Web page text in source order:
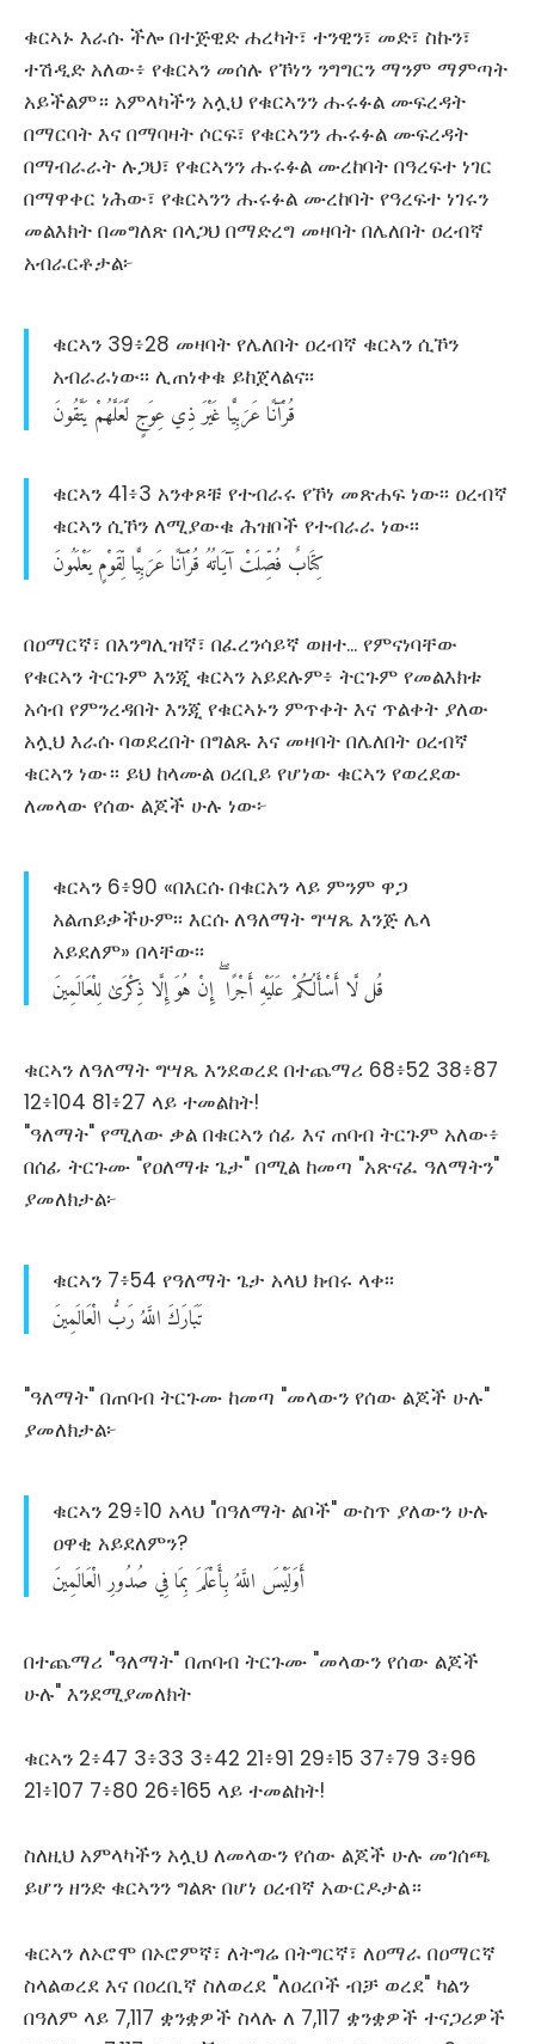
ቁርኣኑ እራሱ ችሎ በተጅዊድ ሐረካት፣ ተንዊን፣ መድ፣ ስኩን፣
ተሽዲድ አለው፥ የቁርኣን መሰሉ የኾነን ንግግርን ማንም ማምጣት
አይችልም። አምላካችን አሏህ የቁርኣንን ሑሩፉል ሙፍረዳት
በማርባት እና በማባዛት ሶርፍ፣ የቁርኣንን ሑሩፉል ሙፍረዳት
በማብራራት ሉጋህ፣ የቁርኣንን ሑሩፉል ሙረከባት በዓረፍተ ነገር
በማዋቀር ነሕው፣ የቁርኣንን ሑሩፉል ሙረከባት የዓረፍተ ነገሩን
መልእክት በመግለጽ በላጋህ በማድረግ መዛባት በሌለበት ዐረብኛ
አብራርቶታል፦
ቁርኣን 39፥28 መዛባት የሌለበት ዐረብኛ ቁርኣን ሲኾን
አብራራነው፡፡ ሊጠነቀቁ ይከጀላልና፡፡
قُرْآنًاعَرَبِيًّاغَيْرَذِيعِوَجٍلَّعَلَّهُمْيَتَّقُونَ
ቁርኣን 41፥3 አንቀጾቹ የተብራሩ የኾነ መጽሐፍ ነው፡፡ ዐረብኛ
ቁርኣን ሲኾን ለሚያውቁ ሕዝቦች የተብራራ ነው፡፡
كِتَابٌفُصِّلَتْآيَاتُهُقُرْآنًاعَرَبِيًّالِّقَوْمٍيَعْلَمُونَ
በዐማርኛ፣ በእንግሊዝኛ፣ በፈረንሳይኛ ወዘተ... የምናነባቸው
የቁርኣን ትርጉም እንጂ ቁርኣን አይደሉም፥ ትርጉም የመልእክቱ
አሳብ የምንረዳበት እንጂ የቁርኣኑን ምጥቀት እና ጥልቀት ያለው
አሏህ እራሱ ባወደረበት በግልጹ እና መዛባት በሌለበት ዐረብኛ
ቁርኣን ነው። ይህ ከላሙል ዐረቢይ የሆነው ቁርኣን የወረደው
ለመላው የሰው ልጆች ሁሉ ነው፦
ቁርኣን 6፥90 «በእርሱ በቁርአን ላይ ምንም ዋጋ
አልጠይቃችሁም፡፡ እርሱ ለዓለማት ግሣጼ እንጅ ሌላ
አይደለም» በላቸው፡፡
قُللَّاأَسْأَلُكُمْعَلَيْهِأَجْرًا إِنْهُوَإِلَّاذِكْرَىٰلِلْعَالَمِينَ
ቁርኣን ለዓለማት ግሣጼ እንደወረደ በተጨማሪ 68፥52 38፥87
12፥104 81፥27 ላይ ተመልከት!
"ዓለማት" የሚለው ቃል በቁርኣን ሰፊ እና ጠባብ ትርጉም አለው፥
በሰፊ ትርጉሙ "የዐለማቱ ጌታ" በሚል ከመጣ "አጽናፈ ዓለማትን"
ያመለክታል፦
ቁርኣን 7፥54 የዓለማት ጌታ አላህ ክብሩ ላቀ፡፡
تَبَارَكَاللَّهُرَبُّالْعَالَمِينَ
"ዓለማት" በጠባብ ትርጉሙ ከመጣ "መላውን የሰው ልጆች ሁሉ"
ያመለክታል፦
ቁርኣን 29፥10 አላህ "በዓለማት ልቦች" ውስጥ ያለውን ሁሉ
ዐዋቂ አይደለምን?
أَوَلَيْسَاللَّهُبِأَعْلَمَبِمَافِيصُدُورِ الْعَالَمِينَ
በተጨማሪ "ዓለማት" በጠባብ ትርጉሙ "መላውን የሰው ልጆች
ሁሉ" እንደሚያመለክት
ቁርኣን 2፥47 3፥33 3፥42 21፥91 29፥15 37፥79 3፥96
21፥107 7፥80 26፥165 ላይ ተመልከት!
ስለዚህ አምላካችን አሏህ ለመላውን የሰው ልጆች ሁሉ መገሰጫ
ይሆን ዘንድ ቁርኣንን ግልጽ በሆነ ዐረብኛ አውርዶታል።
ቁርኣን ለኦሮሞ በኦሮምኛ፣ ለትግሬ በትግርኛ፣ ለዐማራ በዐማርኛ
ስላልወረደ እና በዐረቢኛ ስለወረደ "ለዐረቦች ብቻ ወረደ" ካልን
በዓለም ላይ 7,117 ቋንቋዎች ስላሉ ለ 7,117 ቋንቋዎች ተናጋሪዎች